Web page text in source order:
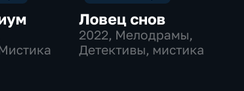
Ловец снов
2022, Мелодрамы,
Детективы, мистика